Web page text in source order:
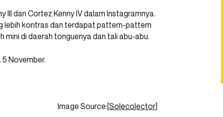
III dan Cortez Kenny IV dalam Instagramnya.
lebih kontras dan terdapat pattern-pattern
di daerah tonguenya dan tali abu-abu.
5 November.
Image Source:[Solecolector]